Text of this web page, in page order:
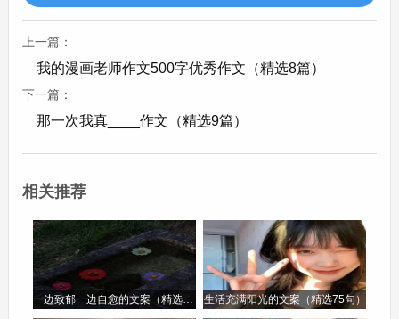
励，互相帮助。每当他们遇到挫折想要放弃的时
候，就会想起那个月光下的约定，想起彼此的陪伴
与支持，然后又充满力量地继续前行。而那座石
桥，依然静静地横跨在小镇的溪流之上，承载着他
们的梦想与友谊，见证着他们的成长与约定。
阳光洒满了校园的操场，同学们正在嬉笑打闹，而
在操场角落的一棵老树下，却有一个小小的身影独
自坐在那里。她是晓萱，一个内向而敏感的女孩。
上一篇：
我的漫画老师作文500字优秀作文（精选8篇）
下一篇：
那一次我真____作文（精选9篇）
相关推荐
一边致郁一边自愈的文案（精选96句） 生活充满阳光的文案（精选75句）